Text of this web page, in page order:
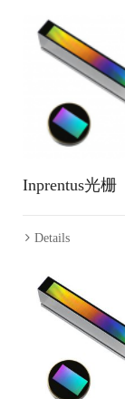
Inprentus光栅
Details